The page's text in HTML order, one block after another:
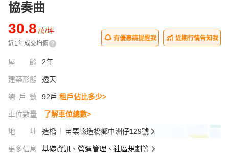
協奏曲
30.8萬/坪
近1年成交均價
有優惠請提醒我 近期行情告知我
屋齡 2年
建築形態 透天
總戶數 92戶 租戶佔比多少>
車位數量 了解車位總數>
地址 造橋 苗栗縣造橋鄉中洲仔129號
更多信息 基礎資訊、營運管理、社區規劃等